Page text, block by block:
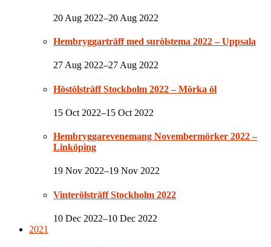
20 Aug 2022–20 Aug 2022
Hembryggarträff med surölstema 2022 – Uppsala
27 Aug 2022–27 Aug 2022
Höstölsträff Stockholm 2022 – Mörka öl
15 Oct 2022–15 Oct 2022
Hembryggarevenemang Novembermörker 2022 –
Linköping
19 Nov 2022–19 Nov 2022
Vinterölsträff Stockholm 2022
10 Dec 2022–10 Dec 2022
2021